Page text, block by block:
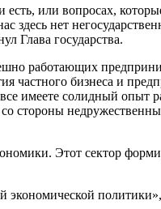
есть, или вопросах,
нет
Глава государства.
работающих
частного бизнеса и
имеете солидный
стороны
Этот сектор
экономической